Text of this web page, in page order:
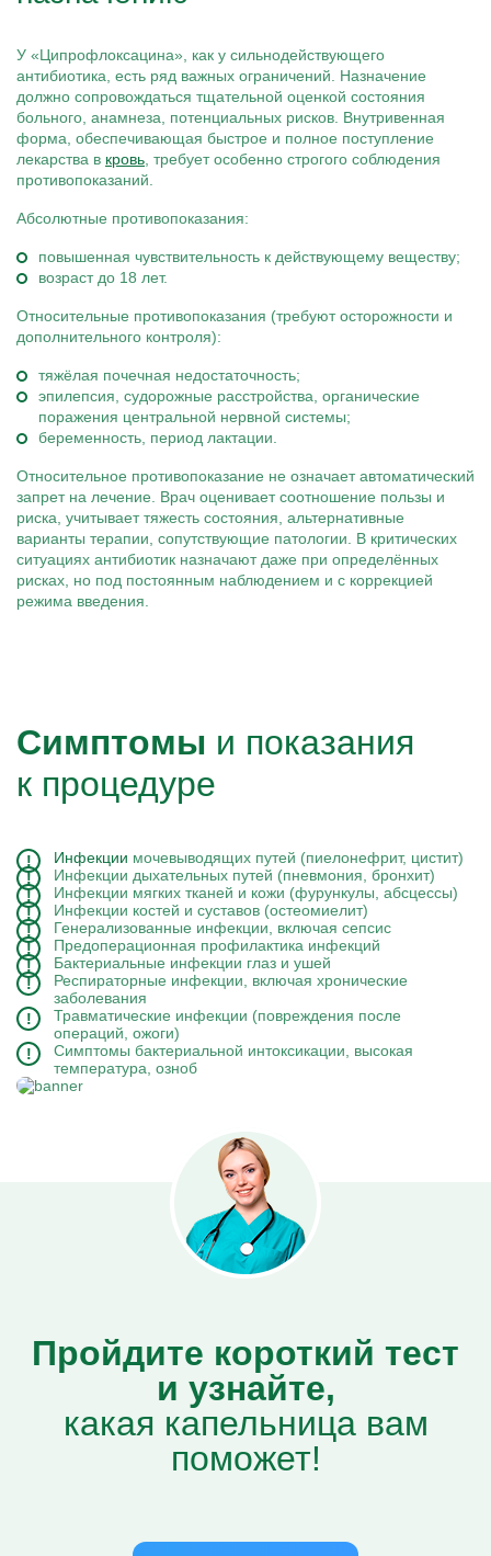
У «Ципрофлоксацина», как у сильнодействующего
антибиотика, есть ряд важных ограничений. Назначение
должно сопровождаться тщательной оценкой состояния
больного, анамнеза, потенциальных рисков. Внутривенная
форма, обеспечивающая быстрое и полное поступление
лекарства в кровь , требует особенно строгого соблюдения
противопоказаний.
Абсолютные противопоказания:
повышенная чувствительность к действующему веществу;
возраст до 18 лет.
Относительные противопоказания (требуют осторожности и
дополнительного контроля):
тяжёлая почечная недостаточность;
эпилепсия, судорожные расстройства, органические
поражения центральной нервной системы;
беременность, период лактации.
Относительное противопоказание не означает автоматический
запрет на лечение. Врач оценивает соотношение пользы и
риска, учитывает тяжесть состояния, альтернативные
варианты терапии, сопутствующие патологии. В критических
ситуациях антибиотик назначают даже при определённых
рисках, но под постоянным наблюдением и с коррекцией
режима введения.
Симптомы и показания
к процедуре
Инфекции мочевыводящих путей (пиелонефрит, цистит)
Инфекции дыхательных путей (пневмония, бронхит)
Инфекции мягких тканей и кожи (фурункулы, абсцессы)
Инфекции костей и суставов (остеомиелит)
Генерализованные инфекции, включая сепсис
Предоперационная профилактика инфекций
Бактериальные инфекции глаз и ушей
Респираторные инфекции, включая хронические
заболевания
Травматические инфекции (повреждения после
операций, ожоги)
Симптомы бактериальной интоксикации, высокая
температура, озноб
Пройдите короткий тест
и узнайте,
какая капельница вам
поможет!